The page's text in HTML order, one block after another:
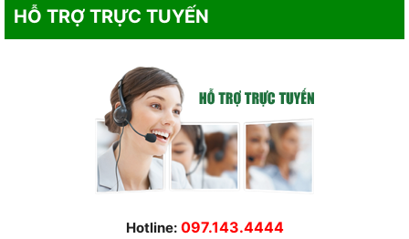
HỖ TRỢ TRỰC TUYẾN
Hotline: 097.143.4444